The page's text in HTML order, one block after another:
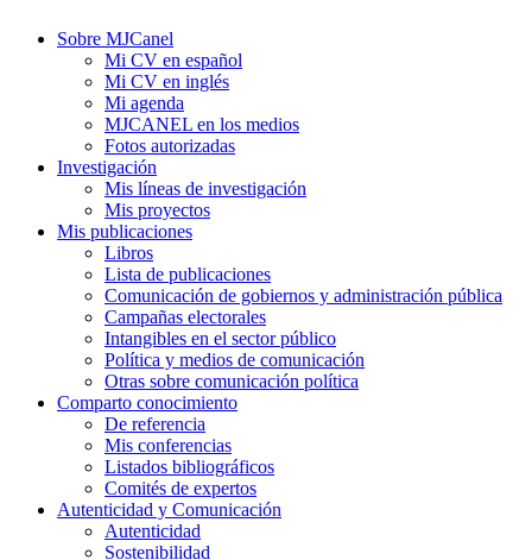
Sobre MJCanel
Mi CV en español
Mi CV en inglés
Mi agenda
MJCANEL en los medios
Fotos autorizadas
Investigación
Mis líneas de investigación
Mis proyectos
Mis publicaciones
Libros
Lista de publicaciones
Comunicación de gobiernos y administración pública
Campañas electorales
Intangibles en el sector público
Política y medios de comunicación
Otras sobre comunicación política
Comparto conocimiento
De referencia
Mis conferencias
Listados bibliográficos
Comités de expertos
Autenticidad y Comunicación
Autenticidad
Sostenibilidad